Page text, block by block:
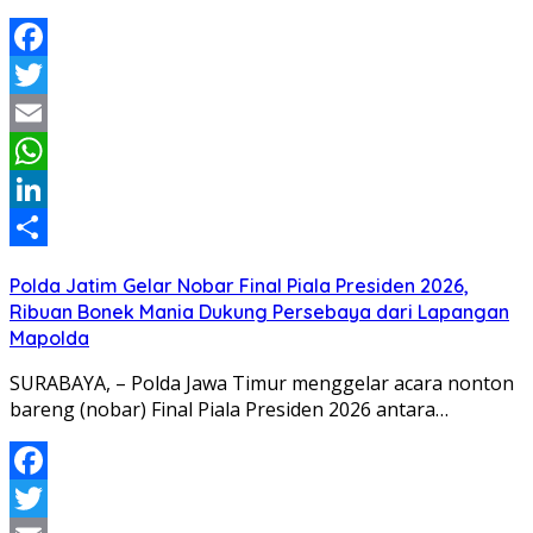
Facebook
Twitter
Email
WhatsApp
LinkedIn
Polda Jatim Gelar Nobar Final Piala Presiden 2026,
Ribuan Bonek Mania Dukung Persebaya dari Lapangan
Mapolda
SURABAYA, – Polda Jawa Timur menggelar acara nonton
bareng (nobar) Final Piala Presiden 2026 antara…
Facebook